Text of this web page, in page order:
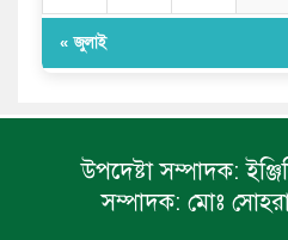
« জুলাই
উপদেষ্টা সম্পাদক:
সম্পাদক: মোঃ